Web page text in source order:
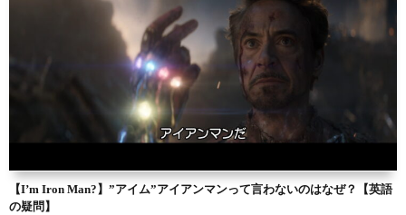
【I’m Iron Man?】”アイム”アイアンマンって言わないのはなぜ？【英語
の疑問】